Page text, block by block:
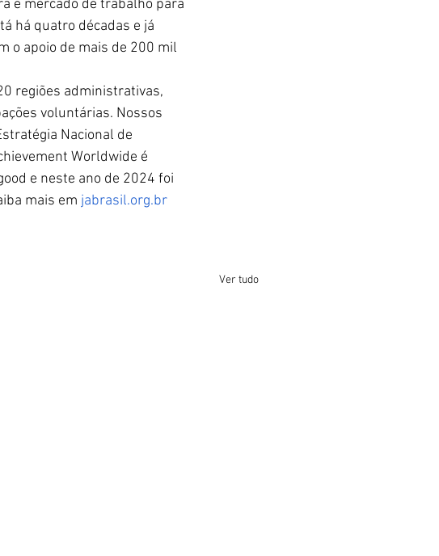
e mercado de trabalho para
há quatro décadas e já
o apoio de mais de 200 mil
regiões administrativas,
voluntárias. Nossos
Nacional de
Worldwide é
e neste ano de 2024 foi
mais em jabrasil.org.br
Ver tudo